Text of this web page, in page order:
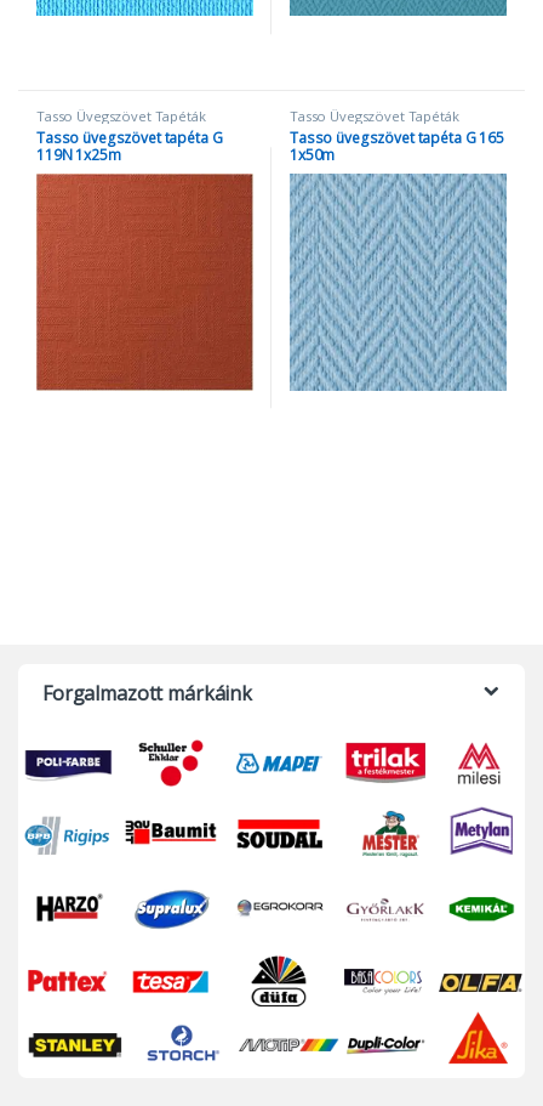
Tasso Üvegszövet Tapéták
Tasso üvegszövet tapéta G
119N 1x25m
Tasso Üvegszövet Tapéták
Tasso üvegszövet tapéta G 165
1x50m
Forgalmazott márkáink